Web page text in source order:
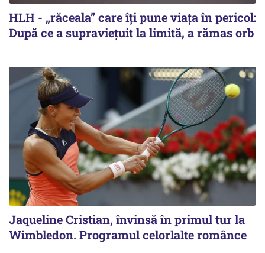
HLH - „răceala” care îți pune viața în pericol:
După ce a supraviețuit la limită, a rămas orb
Jaqueline Cristian, învinsă în primul tur la
Wimbledon. Programul celorlalte românce